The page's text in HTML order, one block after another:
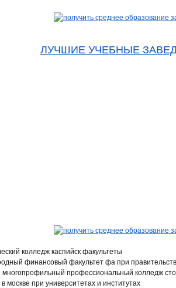
ЛУЧШИЕ УЧЕБНЫЕ
колледж каспийск факультеты
финансовый факультет фа при
многопрофильный профессиональный колледж
москве при университетах и институтах